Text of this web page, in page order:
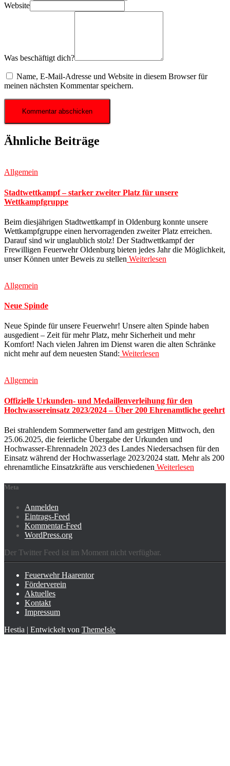
Website
Was beschäftigt dich?
Name, E-Mail-Adresse und Website in diesem Browser für
meinen nächsten Kommentar speichern.
Ähnliche Beiträge
Allgemein
Stadtwettkampf – starker zweiter Platz für unsere
Wettkampfgruppe
Beim diesjährigen Stadtwettkampf in Oldenburg konnte unsere
Wettkampfgruppe einen hervorragenden zweiter Platz erreichen.
Darauf sind wir unglaublich stolz! Der Stadtwettkampf der
Frewilligen Feuerwehr Oldenburg bieten jedes Jahr die Möglichkeit,
unser Können unter Beweis zu stellen Weiterlesen
Allgemein
Neue Spinde
Neue Spinde für unsere Feuerwehr! Unsere alten Spinde haben
ausgedient – Zeit für mehr Platz, mehr Sicherheit und mehr
Komfort! Nach vielen Jahren im Dienst waren die alten Schränke
nicht mehr auf dem neuesten Stand: Weiterlesen
Allgemein
Offizielle Urkunden- und Medaillenverleihung für den
Hochwassereinsatz 2023/2024 – Über 200 Ehrenamtliche geehrt
Bei strahlendem Sommerwetter fand am gestrigen Mittwoch, den
25.06.2025, die feierliche Übergabe der Urkunden und
Hochwasser-Ehrennadeln 2023 des Landes Niedersachsen für den
Einsatz während der Hochwasserlage 2023/2024 statt. Mehr als 200
ehrenamtliche Einsatzkräfte aus verschiedenen Weiterlesen
Meta
Anmelden
Eintrags-Feed
Kommentar-Feed
WordPress.org
Der Twitter Feed ist im Moment nicht verfügbar.
Feuerwehr Haarentor
Förderverein
Aktuelles
Kontakt
Impressum
Hestia | Entwickelt von ThemeIsle